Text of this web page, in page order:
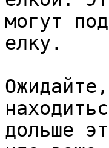
могут
елку.
дольше